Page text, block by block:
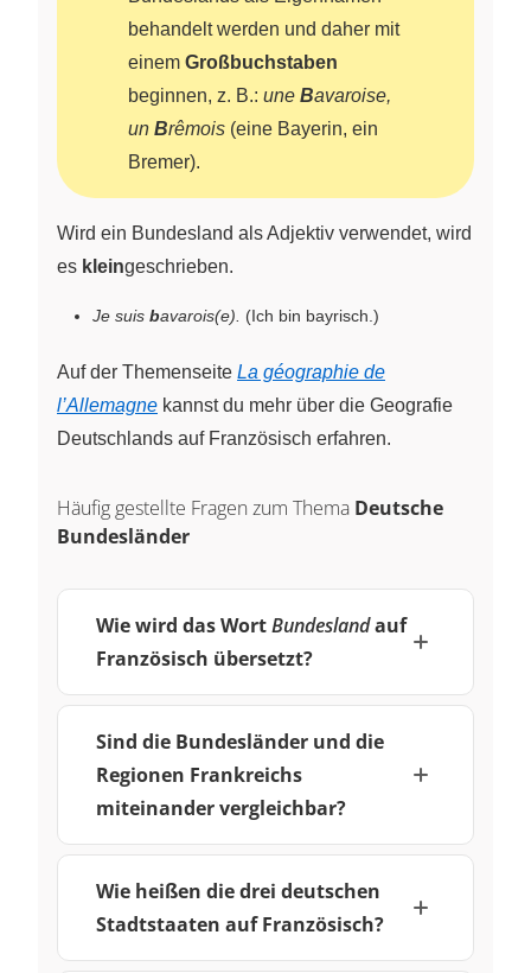
behandelt werden und daher mit
einem Großbuchstaben
beginnen, z. B.: une Bavaroise,
un Brêmois (eine Bayerin, ein
Bremer).
Wird ein Bundesland als Adjektiv verwendet, wird
es kleingeschrieben.
Je suis bavarois(e). (Ich bin bayrisch.)
Auf der Themenseite La géographie de
l’Allemagne kannst du mehr über die Geografie
Deutschlands auf Französisch erfahren.
Häufig gestellte Fragen zum Thema Deutsche
Bundesländer
Wie wird das WortBundeslandauf
Französisch übersetzt?
Sind die Bundesländer und die
Regionen Frankreichs
miteinander vergleichbar?
Wie heißen die drei deutschen
Stadtstaaten auf Französisch?